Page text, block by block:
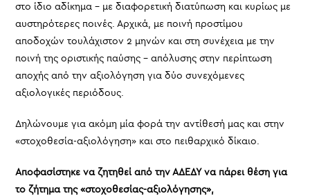
στο ίδιο αδίκημα – με διαφορετική διατύπωση και κυρίως με
αυστηρότερες ποινές. Αρχικά, με ποινή προστίμου
αποδοχών τουλάχιστον 2 μηνών και στη συνέχεια με την
ποινή της οριστικής παύσης – απόλυσης στην περίπτωση
αποχής από την αξιολόγηση για δύο συνεχόμενες
αξιολογικές περιόδους.
Δηλώνουμε για ακόμη μία φορά την αντίθεσή μας και στην
«στοχοθεσία-αξιολόγηση» και στο πειθαρχικό δίκαιο.
Αποφασίστηκε να ζητηθεί από την ΑΔΕΔΥ να πάρει θέση για
το ζήτημα της «στοχοθεσίας-αξιολόγησης»,